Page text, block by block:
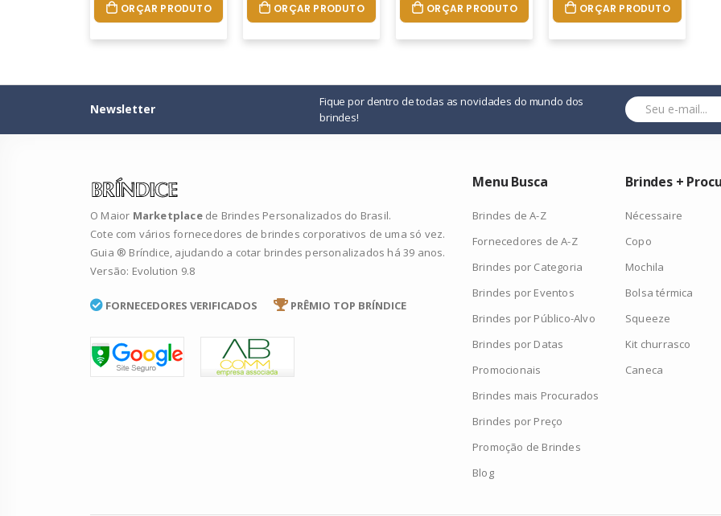
ORÇAR PRODUTO ORÇAR PRODUTO ORÇAR PRODUTO ORÇAR PRODUTO
Newsletter
Fique por dentro de todas as novidades do mundo dos
brindes!
O Maior Marketplace de Brindes Personalizados do Brasil.
Cote com vários fornecedores de brindes corporativos de uma só vez.
Guia ® Bríndice, ajudando a cotar brindes personalizados há 39 anos.
Versão: Evolution 9.8
FORNECEDORES VERIFICADOS PRÊMIO TOP BRÍNDICE
Menu Busca
Brindes de A-Z
Fornecedores de A-Z
Brindes por Categoria
Brindes por Eventos
Brindes por Público-Alvo
Brindes por Datas
Promocionais
Brindes mais Procurados
Brindes por Preço
Promoção de Brindes
Blog
Brindes +
Nécessaire
Copo
Mochila
Bolsa térmica
Squeeze
Kit churrasco
Caneca